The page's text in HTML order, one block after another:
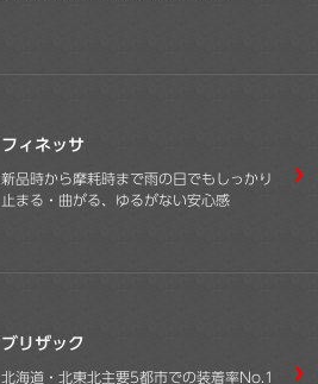
フィネッサ
新品時から摩耗時まで雨の日でもしっかり
止まる・曲がる、ゆるがない安心感
ブリザック
北海道・北東北主要5都市での装着率No.1